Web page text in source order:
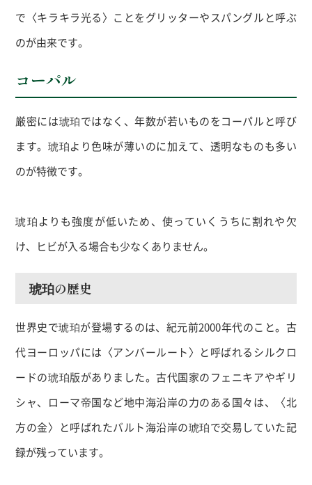
で〈キラキラ光る〉ことをグリッターやスパングルと呼ぶ
のが由来です。
コーパル
厳密には琥珀ではなく、年数が若いものをコーパルと呼び
ます。琥珀より色味が薄いのに加えて、透明なものも多い
のが特徴です。
琥珀よりも強度が低いため、使っていくうちに割れや欠
け、ヒビが入る場合も少なくありません。
琥珀の歴史
世界史で琥珀が登場するのは、紀元前2000年代のこと。古
代ヨーロッパには〈アンバールート〉と呼ばれるシルクロ
ードの琥珀版がありました。古代国家のフェニキアやギリ
シャ、ローマ帝国など地中海沿岸の力のある国々は、〈北
方の金〉と呼ばれたバルト海沿岸の琥珀で交易していた記
録が残っています。